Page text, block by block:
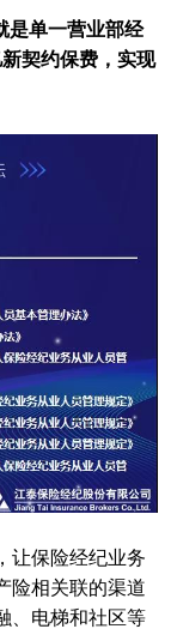
是单一营业部经
契约保费，实现
让保险经纪业务
险相关联的渠道
、电梯和社区等